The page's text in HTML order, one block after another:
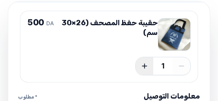
حقيبة حفظ المصحف (26×30
سم)
500 DA
1
معلومات التوصيل * مطلوب